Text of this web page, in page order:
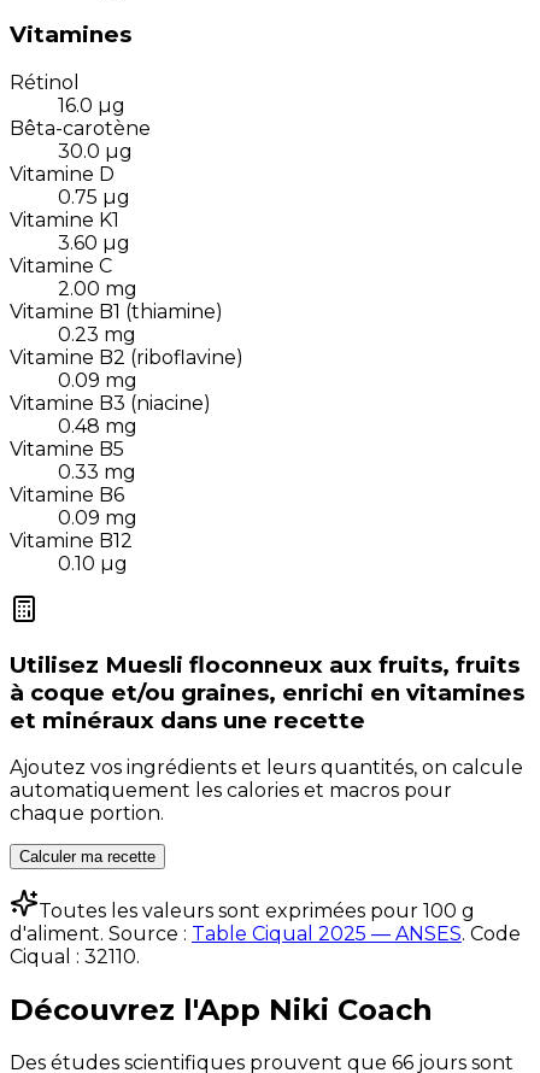
Vitamines
Rétinol
16.0 µg
Bêta-carotène
30.0 µg
Vitamine D
0.75 µg
Vitamine K1
3.60 µg
Vitamine C
2.00 mg
Vitamine B1 (thiamine)
0.23 mg
Vitamine B2 (riboflavine)
0.09 mg
Vitamine B3 (niacine)
0.48 mg
Vitamine B5
0.33 mg
Vitamine B6
0.09 mg
Vitamine B12
0.10 µg
Utilisez Muesli floconneux aux fruits, fruits
à coque et/ou graines, enrichi en vitamines
et minéraux dans une recette
Ajoutez vos ingrédients et leurs quantités, on calcule
automatiquement les calories et macros pour
chaque portion.
Calculer ma recette
Toutes les valeurs sont exprimées pour 100 g
d'aliment. Source : Table Ciqual 2025 — ANSES. Code
Ciqual : 32110.
Découvrez l'App Niki Coach
Des études scientifiques prouvent que 66 jours sont